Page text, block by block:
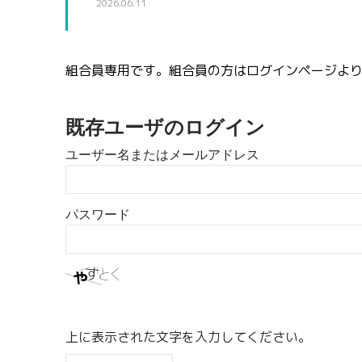
2026.06.11
組合員専用です。組合員の方はログインページよ
既存ユーザのログイン
ユーザー名またはメールアドレス
パスワード
上に表示された文字を入力してください。